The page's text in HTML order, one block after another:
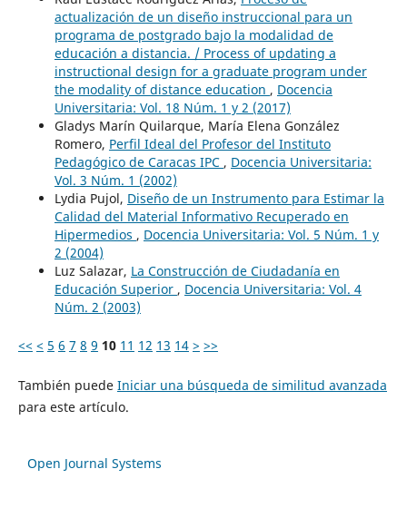
actualización de un diseño instruccional para un
programa de postgrado bajo la modalidad de
educación a distancia. / Process of updating a
instructional design for a graduate program under
the modality of distance education , Docencia
Universitaria: Vol. 18 Núm. 1 y 2 (2017)
Gladys Marín Quilarque, María Elena González
Romero, Perfil Ideal del Profesor del Instituto
Pedagógico de Caracas IPC , Docencia Universitaria:
Vol. 3 Núm. 1 (2002)
Lydia Pujol, Diseño de un Instrumento para Estimar la
Calidad del Material Informativo Recuperado en
Hipermedios , Docencia Universitaria: Vol. 5 Núm. 1 y
2 (2004)
Luz Salazar, La Construcción de Ciudadanía en
Educación Superior , Docencia Universitaria: Vol. 4
Núm. 2 (2003)
<< < 5 6 7 8 9 10 11 12 13 14 > >>
También puede Iniciar una búsqueda de similitud avanzada
para este artículo.
Open Journal Systems